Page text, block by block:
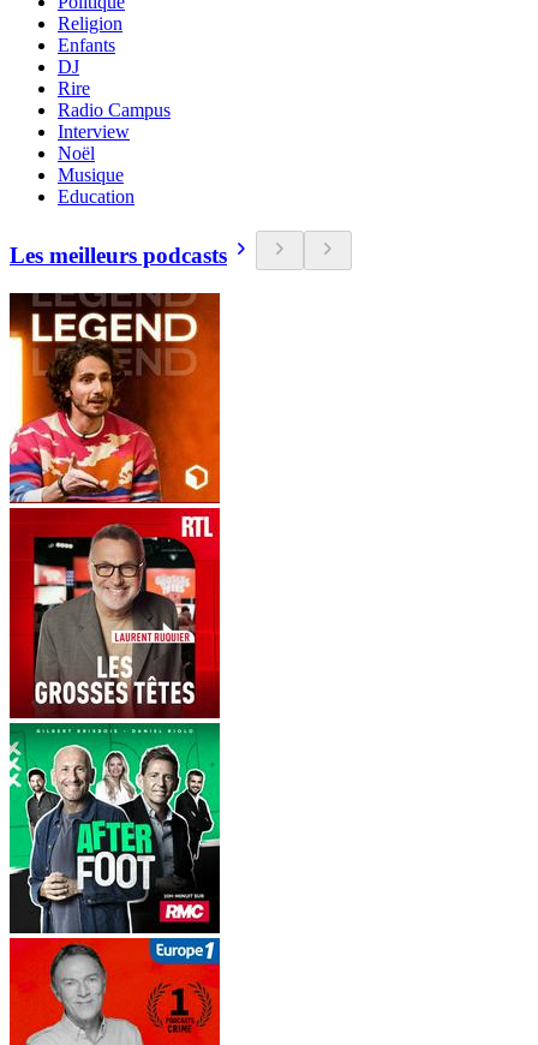
Religion
Enfants
DJ
Rire
Radio Campus
Interview
Noël
Musique
Education
Les meilleurs podcasts